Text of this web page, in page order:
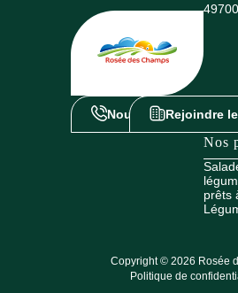
Nous contacter
Rejoindre
Nos
prêts
Copyright © 2026 Rosée
Politique de